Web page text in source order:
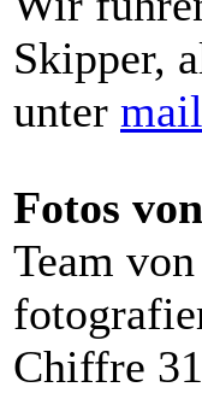
Skipper,
unter
Fotos
Team
Chiffre